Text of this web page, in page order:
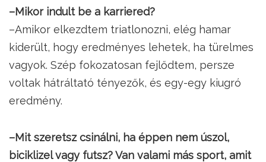
–Mikor indult be a karriered?
–Amikor elkezdtem triatlonozni, elég hamar
kiderült, hogy eredményes lehetek, ha türelmes
vagyok. Szép fokozatosan fejlődtem, persze
voltak hátráltató tényezők, és egy-egy kiugró
eredmény.
–Mit szeretsz csinálni, ha éppen nem úszol,
biciklizel vagy futsz? Van valami más sport, amit